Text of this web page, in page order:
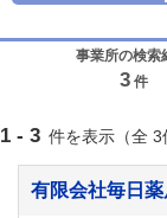
事業所の検索
3 件
1 - 3 件を表示（全 3
有限会社毎日